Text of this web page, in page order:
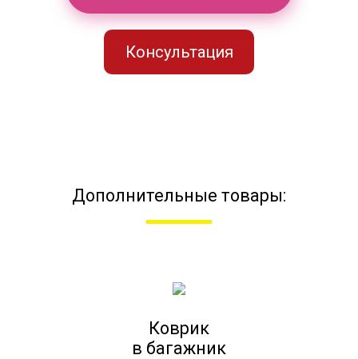
Консультация
Дополнительные товары:
Коврик
в багажник